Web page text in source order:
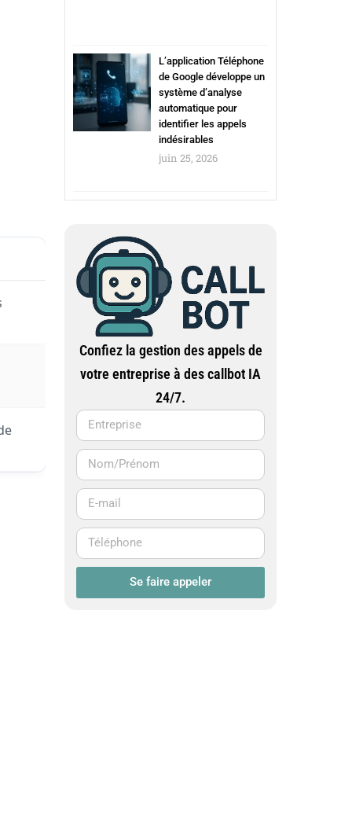
L’application Téléphone
de Google développe un
système d’analyse
automatique pour
identifier les appels
indésirables
juin 25, 2026
Confiez la gestion des appels de
votre entreprise à des callbot IA
24/7.
Se faire appeler